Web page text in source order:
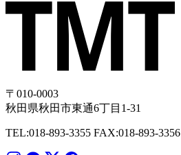
〒010-0003
秋田県秋田市東通6丁目1-31
TEL:018-893-3355 FAX:018-893-3356